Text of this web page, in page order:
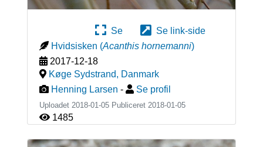
Se
Se link-side
Hvidsisken (Acanthis hornemanni)
2017-12-18
Køge Sydstrand, Danmark
Henning Larsen - Se profil
Uploadet 2018-01-05 Publiceret 2018-01-05
1485